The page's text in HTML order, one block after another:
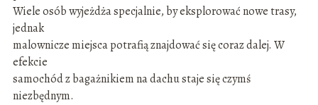
Wiele osób wyjeżdża specjalnie, by eksplorować nowe trasy,
jednak
malownicze miejsca potrafią znajdować się coraz dalej. W
efekcie
samochód z bagażnikiem na dachu staje się czymś
niezbędnym.